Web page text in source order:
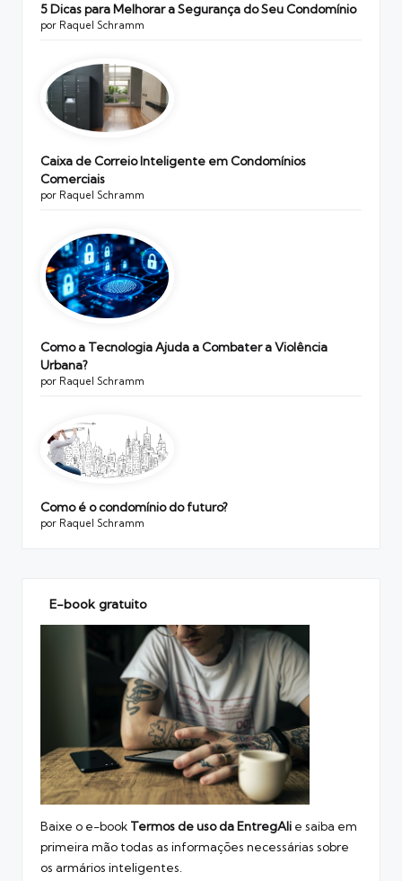
5 Dicas para Melhorar a Segurança do Seu Condomínio
por Raquel Schramm
Caixa de Correio Inteligente em Condomínios
Comerciais
por Raquel Schramm
Como a Tecnologia Ajuda a Combater a Violência
Urbana?
por Raquel Schramm
Como é o condomínio do futuro?
por Raquel Schramm
E-book gratuito
Baixe o e-book Termos de usoda EntregAli e saiba em
primeira mão todas as informações necessárias sobre
os armários inteligentes.